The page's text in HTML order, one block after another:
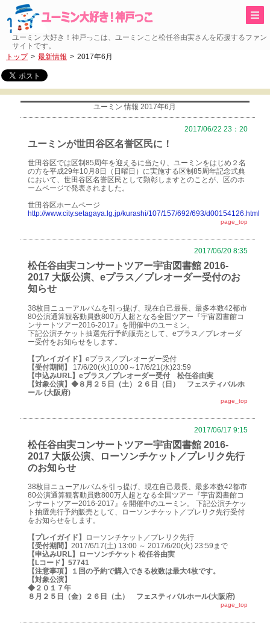
ユーミン 大好き！神戸っこは、ユーミンこと松任谷由実さんを応援するファン
サイトです。
トップ
最新情報 2017年6月
ユーミン 情報 2017年6月
2017/06/22 23：20
ユーミンが世田谷区名誉区民に！
世田谷区では区制85周年を迎えるに当たり、ユーミンをはじめ２名
の方を平成29年10月8日（日曜日）に実施する区制85周年記念式典
において、世田谷区名誉区民として顕彰しますとのことが、区のホ
ームページで発表されました。
世田谷区ホームページ
http://www.city.setagaya.lg.jp/kurashi/107/157/692/693/d00154126.html
page_top
2017/06/20 8:35
松任谷由実コンサートツアー宇宙図書館 2016-
2017 大阪公演、eプラス／プレオーダー受付のお
知らせ
38枚目ニューアルバムを引っ提げ、現在自己最長、最多本数42都市
80公演通算観客動員数800万人超となる全国ツアー『宇宙図書館コ
ンサートツアー2016-2017』を開催中のユーミン。
下記公演チケット抽選先行予約販売として、eプラス／プレオーダ
ー受付をお知らせをします。
【プレイガイド】 eプラス／プレオーダー受付
【受付期間】
17/6/20(火)10:00～17/6/21(水)23:59
【申込みURL】 eプラス／プレオーダー受付 松任谷由実
【対象公演】 ◆８月２５日（土）２６日（日） フェスティバルホ
ール (大阪府)
page_top
2017/06/17 9:15
松任谷由実コンサートツアー宇宙図書館 2016-
2017 大阪公演、ローソンチケット／プレリク先行
のお知らせ
38枚目ニューアルバムを引っ提げ、現在自己最長、最多本数42都市
80公演通算観客動員数800万人超となる全国ツアー『宇宙図書館コ
ンサートツアー2016-2017』を開催中のユーミン。 下記公演チケッ
ト抽選先行予約販売として、ローソンチケット／プレリク先行受付
をお知らせをします。
【プレイガイド】
ローソンチケット／プレリク先行
【受付期間】 2017/6/17(土) 13:00 ～ 2017/6/20(火) 23:59まで
【申込みURL】
ローソンチケット 松任谷由実
【Lコード】 57741
【注意事項】
１回の予約で購入できる枚数は最大4枚です。
【対象公演】
◆２０１７年
８月２５日（金）２６日（土） フェスティバルホール(大阪府)
page_top